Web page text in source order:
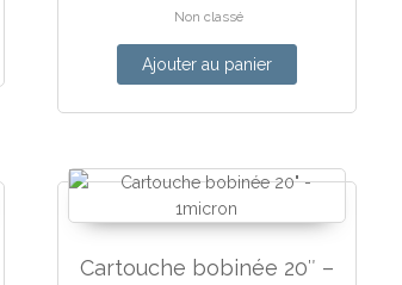
Non classé
Ajouter au panier
Cartouche bobinée 20″ –